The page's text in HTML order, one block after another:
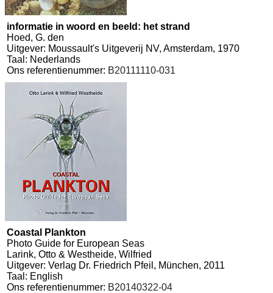
informatie in woord en beeld: het strand
Hoed, G. den
Uitgever: Moussault's Uitgeverij NV, Amsterdam, 1970
Taal: Nederlands
Ons referentienummer: B20111110-031
Coastal Plankton
Photo Guide for European Seas
Larink, Otto & Westheide, Wilfried
Uitgever: Verlag Dr. Friedrich Pfeil, München, 2011
Taal: English
Ons referentienummer: B20140322-04